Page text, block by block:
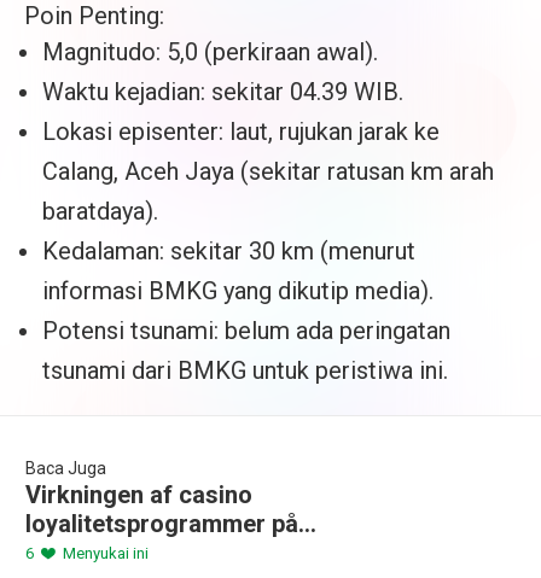
Poin Penting:
Magnitudo: 5,0 (perkiraan awal).
Waktu kejadian: sekitar 04.39 WIB.
Lokasi episenter: laut, rujukan jarak ke
Calang, Aceh Jaya (sekitar ratusan km arah
baratdaya).
Kedalaman: sekitar 30 km (menurut
informasi BMKG yang dikutip media).
Potensi tsunami: belum ada peringatan
tsunami dari BMKG untuk peristiwa ini.
Baca Juga
Virkningen af ​​casino
loyalitetsprogrammer på
spilleropbevaring
6 Menyukai ini